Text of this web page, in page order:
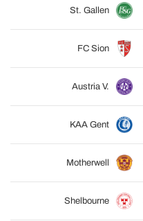
St. Gallen
FC Sion
Austria V.
KAA Gent
Motherwell
Shelbourne